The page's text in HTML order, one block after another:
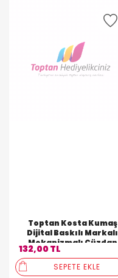
Toptan Kosta Kumaş
Dijital Baskılı Markalı
Mekanizmalı Cüzdan
132,00 TL
SEPETE EKLE